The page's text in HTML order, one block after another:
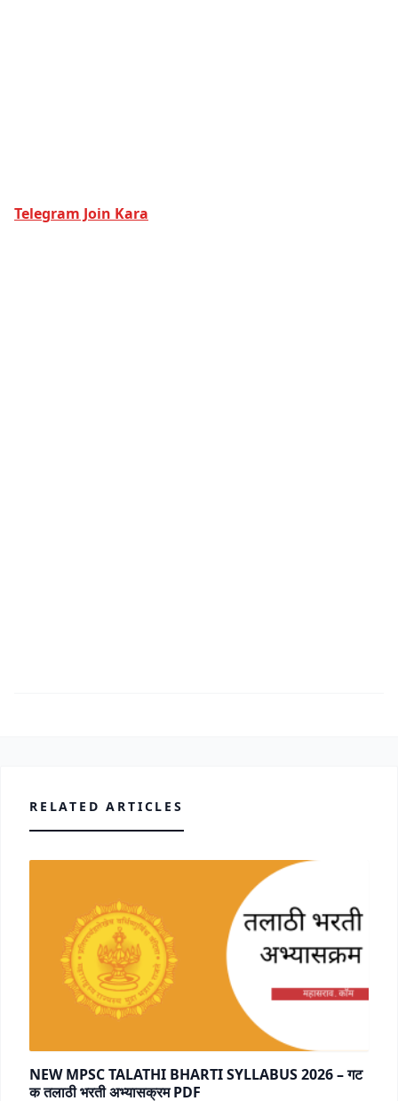
Telegram Join Kara
RELATED ARTICLES
NEW MPSC TALATHI BHARTI SYLLABUS 2026 – गट
क तलाठी भरती अभ्यासक्रम PDF